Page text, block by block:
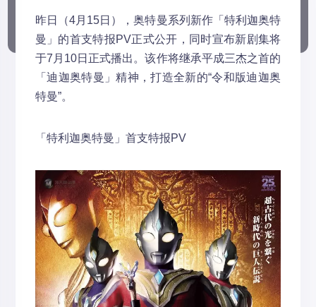
昨日（4月15日），奥特曼系列新作「特利迦奥特
曼」的首支特报PV正式公开，同时宣布新剧集将
于7月10日正式播出。该作将继承平成三杰之首的
「迪迦奥特曼」精神，打造全新的“令和版迪迦奥
特曼”。
「特利迦奥特曼」首支特报PV